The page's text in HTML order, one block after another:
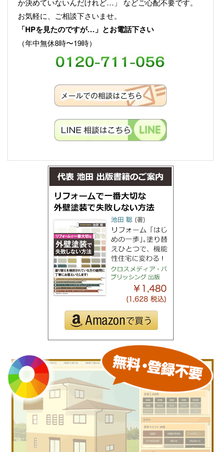
か決めていないんだけれど…」 などご心配不要です。
お気軽に、ご相談下さいませ。
「HPを見たのですが…」とお電話下さい
（年中無休8時〜19時）